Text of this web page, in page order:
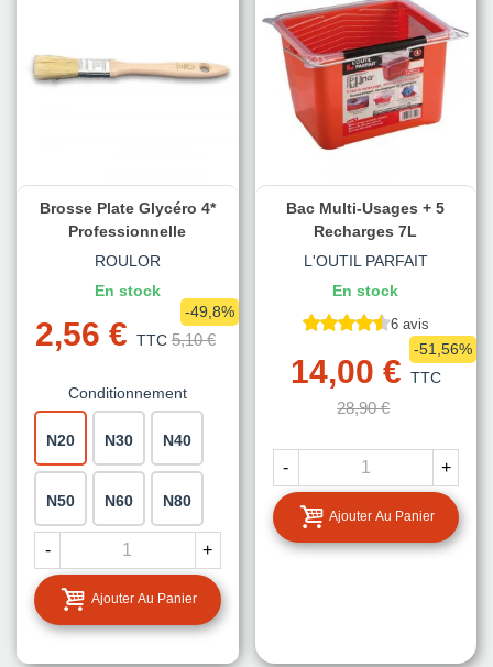
Brosse Plate Glycéro 4*
Professionnelle
ROULOR
En stock
2,56 € TTC 5,10 €
-49,8%
Conditionnement
N20 N30 N40
N50 N60 N80
- +
Ajouter Au Panier
Bac Multi-Usages + 5
Recharges 7L
L'OUTIL PARFAIT
En stock
6 avis
14,00 € TTC
28,90 €
-51,56%
- +
Ajouter Au Panier